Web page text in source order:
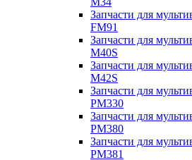
Запчасти для
FM91
Запчасти для
M40S
Запчасти для
M42S
Запчасти для
PM330
Запчасти для
PM380
Запчасти для
PM381